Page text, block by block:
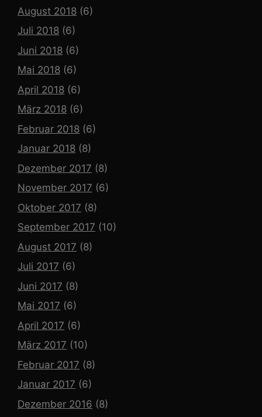
August 2018 (6)
Juli 2018 (6)
Juni 2018 (6)
Mai 2018 (6)
April 2018 (6)
März 2018 (6)
Februar 2018 (6)
Januar 2018 (8)
Dezember 2017 (8)
November 2017 (6)
Oktober 2017 (8)
September 2017 (10)
August 2017 (8)
Juli 2017 (6)
Juni 2017 (8)
Mai 2017 (6)
April 2017 (6)
März 2017 (10)
Februar 2017 (8)
Januar 2017 (6)
Dezember 2016 (8)